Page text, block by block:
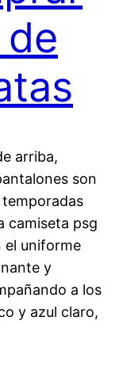
arriba,
son
temporadas
camiseta psg
el uniforme
y
a los
y azul claro,